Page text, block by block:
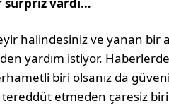
halindesiniz ve yanan bir
yardım istiyor.
biri olsanız da
etmeden çaresiz